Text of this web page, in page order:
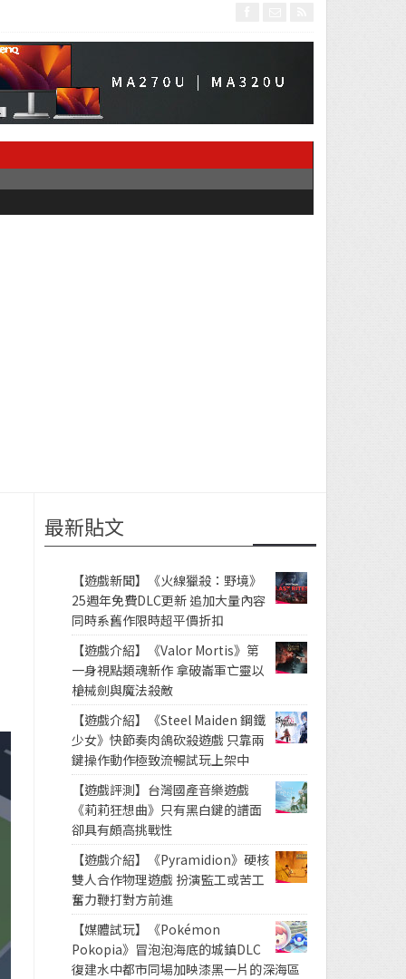
最新貼文
【遊戲新聞】《火線獵殺：野境》
25週年免費DLC更新 追加大量內容
同時系舊作限時超平價折扣
【遊戲介紹】《Valor Mortis》第
一身視點類魂新作 拿破崙軍亡靈以
槍械劍與魔法殺敵
【遊戲介紹】《Steel Maiden 鋼鐵
少女》快節奏肉鴿砍殺遊戲 只靠兩
鍵操作動作極致流暢試玩上架中
【遊戲評測】台灣國產音樂遊戲
《莉莉狂想曲》只有黑白鍵的譜面
卻具有頗高挑戰性
【遊戲介紹】《Pyramidion》硬核
雙人合作物理遊戲 扮演監工或苦工
奮力鞭打對方前進
【媒體試玩】《Pokémon
Pokopia》冒泡泡海底的城鎮DLC
復建水中都市同場加映漆黑一片的深海區